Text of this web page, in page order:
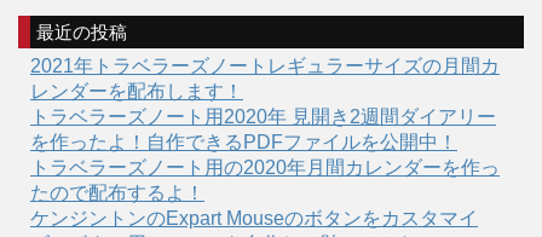
最近の投稿
2021年トラベラーズノートレギュラーサイズの月間カ
レンダーを配布します！
トラベラーズノート用2020年 見開き2週間ダイアリー
を作ったよ！自作できるPDFファイルを公開中！
トラベラーズノート用の2020年月間カレンダーを作っ
たので配布するよ！
ケンジントンのExpart Mouseのボタンをカスタマイ